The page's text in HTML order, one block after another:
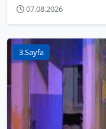
07.08.2026
3.Sayfa